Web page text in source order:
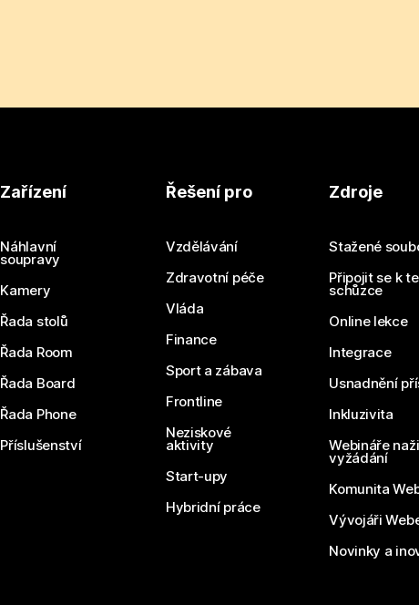
Zařízení
Náhlavní
soupravy
Kamery
Řada stolů
Řada Room
Řada Board
Řada Phone
Příslušenství
Řešení pro
Vzdělávání
Zdravotní péče
Vláda
Finance
Sport a zábava
Frontline
Neziskové
aktivity
Start-upy
Hybridní práce
Zdroje
Stažené
Připojit se k
schůzce
Online lekce
Integrace
Usnadnění
Inkluzivita
Webináře
vyžádání
Komunita
Vývojáři
Novinky a